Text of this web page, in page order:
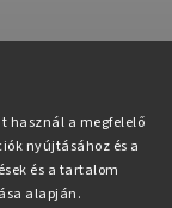
használ a megfelelő
nyújtásához és a
és a tartalom
alapján.